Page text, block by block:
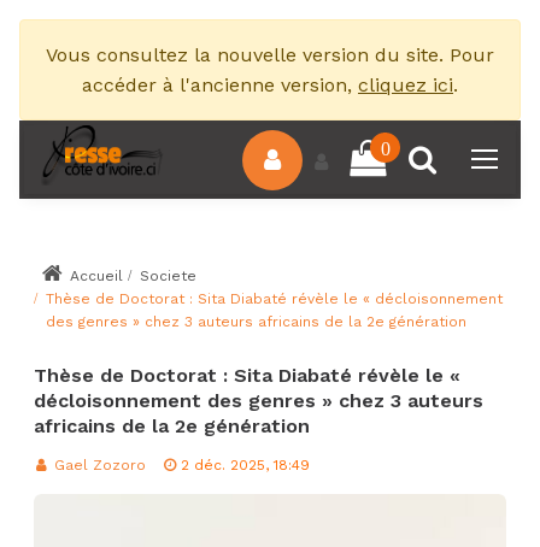
Vous consultez la nouvelle version du site. Pour
accéder à l'ancienne version, cliquez ici.
0
Accueil
Societe
Thèse de Doctorat : Sita Diabaté révèle le « décloisonnement
des genres » chez 3 auteurs africains de la 2e génération
Thèse de Doctorat : Sita Diabaté révèle le «
décloisonnement des genres » chez 3 auteurs
africains de la 2e génération
Gael Zozoro 2 déc. 2025, 18:49